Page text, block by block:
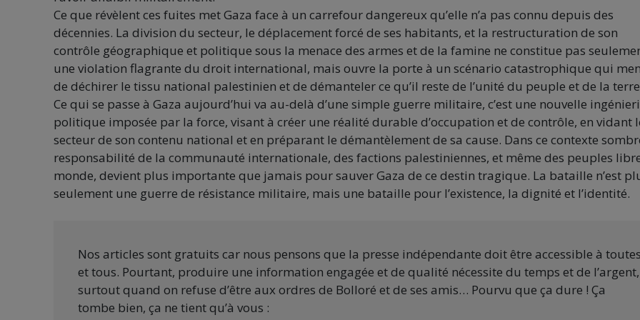
Ce que révèlent ces fuites met Gaza face à un carrefour dangereux qu’elle n’a pas connu depuis des
décennies. La division du secteur, le déplacement forcé de ses habitants, et la restructuration de son
contrôle géographique et politique sous la menace des armes et de la famine ne constitue pas
une violation flagrante du droit international, mais ouvre la porte à un scénario catastrophique qui
de déchirer le tissu national palestinien et de démanteler ce qu’il reste de l’unité du peuple et de la
Ce qui se passe à Gaza aujourd’hui va au-delà d’une simple guerre militaire, c’est une nouvelle
politique imposée par la force, visant à créer une réalité durable d’occupation et de contrôle, en vidant
secteur de son contenu national et en préparant le démantèlement de sa cause. Dans ce contexte
responsabilité de la communauté internationale, des factions palestiniennes, et même des peuples
monde, devient plus importante que jamais pour sauver Gaza de ce destin tragique. La bataille n’est
seulement une guerre de résistance militaire, mais une bataille pour l’existence, la dignité et l’identité.
Nos articles sont gratuits car nous pensons que la presse indépendante doit être accessible à
et tous. Pourtant, produire une information engagée et de qualité nécessite du temps et de l’argent,
surtout quand on refuse d’être aux ordres de Bolloré et de ses amis… Pourvu que ça dure ! Ça
tombe bien, ça ne tient qu’à vous :